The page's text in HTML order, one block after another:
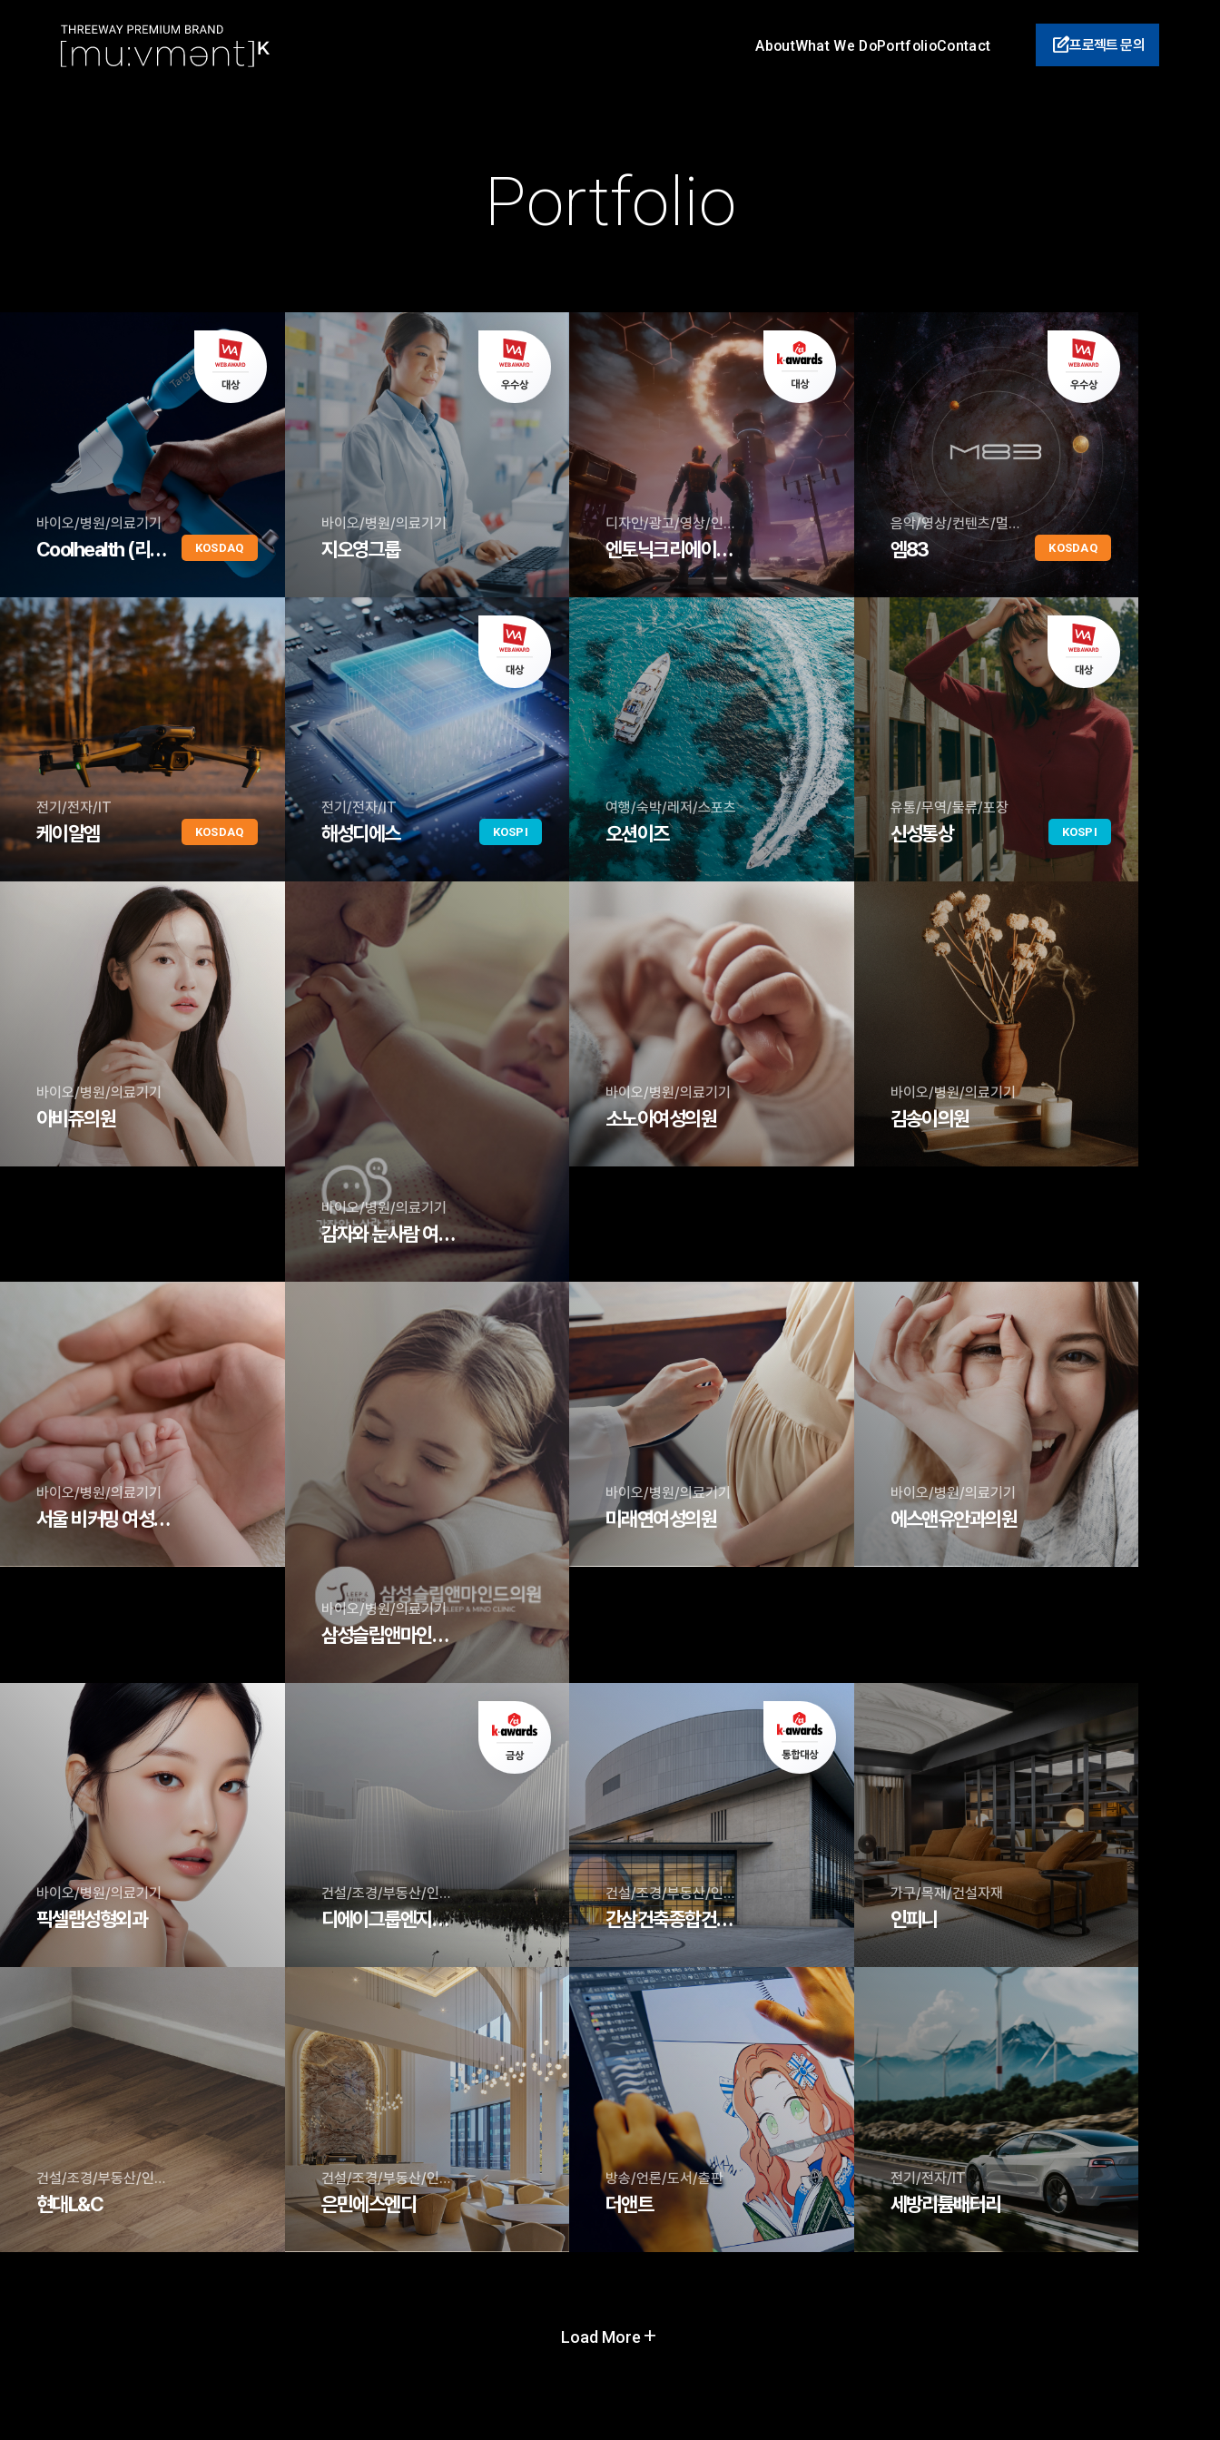
AboutWhat We DoPortfolioContact 프로젝트 문의
Portfolio
바이오/병원/의료기기
Coolhealth (리센스메디컬) KOSDAQ
바이오/병원/의료기기
지오영그룹
디자인/광고/영상/인쇄/기획
엔토닉크리에이티브
음악/영상/컨텐츠/멀티미디어
엠83 KOSDAQ
전기/전자/IT
케이알엠 KOSDAQ
전기/전자/IT
해성디에스 KOSPI
여행/숙박/레저/스포츠
오션이즈
유통/무역/물류/포장
신성통상 KOSPI
바이오/병원/의료기기
아비쥬의원
바이오/병원/의료기기
감자와 눈사람 여성 의원
바이오/병원/의료기기
소노아여성의원
바이오/병원/의료기기
김송이의원
바이오/병원/의료기기
서울 비커밍 여성의원
바이오/병원/의료기기
삼성슬립앤마인드의원(Part.Movement K)
바이오/병원/의료기기
미래연여성의원
바이오/병원/의료기기
에스앤유안과의원
바이오/병원/의료기기
픽셀랩성형외과
건설/조경/부동산/인테리어
디에이그룹엔지니어링종합건축사사무소
건설/조경/부동산/인테리어
간삼건축종합건축사사무소
가구/목재/건설자재
인피니
건설/조경/부동산/인테리어
현대L&C
건설/조경/부동산/인테리어
은민에스엔디
방송/언론/도서/출판
더앤트
전기/전자/IT
세방리튬배터리
Load More